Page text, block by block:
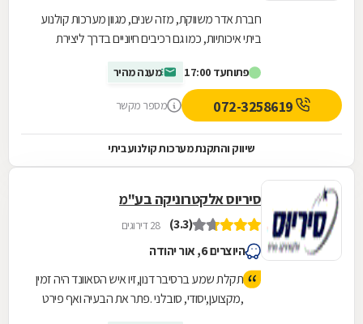
חברת אדר משווקת, מזה שנים, מגוון מערכות קולנוע
ביתי איכותיות, כמו גם רכיבים חיוניים בדרך ליצירת
מגבר,...
פתוחעד 17:00 מענה מהיר
מספר מקשר
שיווק והתקנת מערכות קולנוע ביתי
סיריוס אלקטרוניקה בע"מ
(3.3) 28 דירוגים
היוצרים 6, אור יהודה
תקלת שמע ברסיבר דנון,זיו איש הסאוונד היה זמין
,מקצוען,יסודי, סובלני .פתר את הבעיה ואף פירט